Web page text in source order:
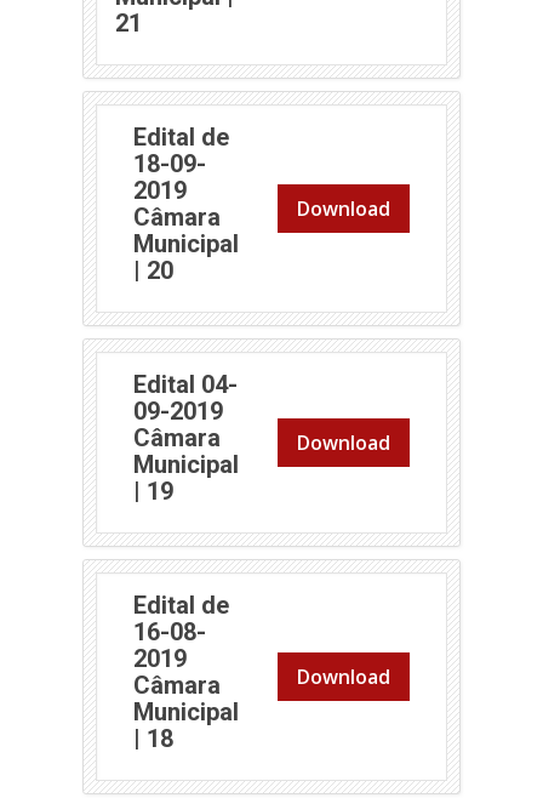
21
Edital de
18-09-
2019
Câmara
Municipal
| 20(abre em nova janela)
Download
Edital 04-
09-2019
Câmara
Municipal
| 19(abre em nova janela)
Download
Edital de
16-08-
2019
Câmara
Municipal
| 18(abre em nova janela)
Download